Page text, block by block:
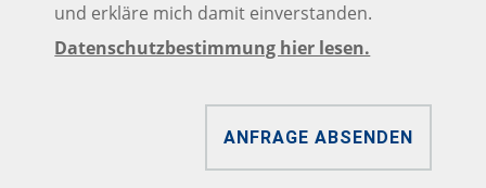
und erkläre mich damit einverstanden.
Datenschutzbestimmung hier lesen.
ANFRAGE ABSENDEN